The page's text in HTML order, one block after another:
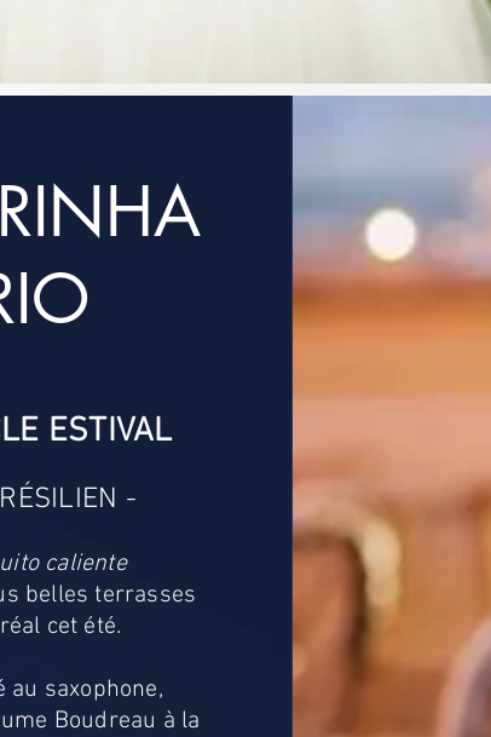
ESTIVAL
-
caliente
belles terrasses
cet été.
au saxophone,
Boudreau à la